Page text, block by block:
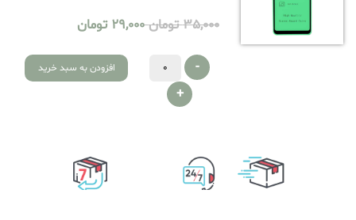
35,000 تومان 29,000 تومان
-
+
افزودن به سبد خرید